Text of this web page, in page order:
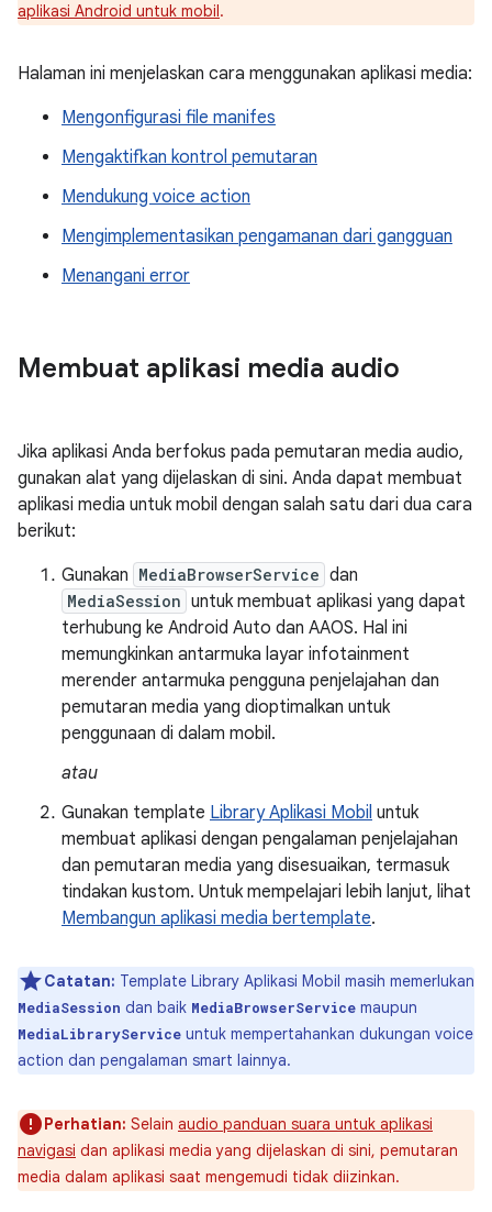
aplikasi Android untuk mobil.
Halaman ini menjelaskan cara menggunakan aplikasi media:
Mengonfigurasi file manifes
Mengaktifkan kontrol pemutaran
Mendukung voice action
Mengimplementasikan pengamanan dari gangguan
Menangani error
Membuat aplikasi media audio
Jika aplikasi Anda berfokus pada pemutaran media audio,
gunakan alat yang dijelaskan di sini. Anda dapat membuat
aplikasi media untuk mobil dengan salah satu dari dua cara
berikut:
Gunakan MediaBrowserService dan
MediaSession untuk membuat aplikasi yang dapat
terhubung ke Android Auto dan AAOS. Hal ini
memungkinkan antarmuka layar infotainment
merender antarmuka pengguna penjelajahan dan
pemutaran media yang dioptimalkan untuk
penggunaan di dalam mobil.
atau
Gunakan template Library Aplikasi Mobil untuk
membuat aplikasi dengan pengalaman penjelajahan
dan pemutaran media yang disesuaikan, termasuk
tindakan kustom. Untuk mempelajari lebih lanjut, lihat
Membangun aplikasi media bertemplate.
Catatan: Template Library Aplikasi Mobil masih memerlukan
MediaSession dan baik MediaBrowserService maupun
MediaLibraryService untuk mempertahankan dukungan voice
action dan pengalaman smart lainnya.
Perhatian: Selain audio panduan suara untuk aplikasi
navigasi dan aplikasi media yang dijelaskan di sini, pemutaran
media dalam aplikasi saat mengemudi tidak diizinkan.